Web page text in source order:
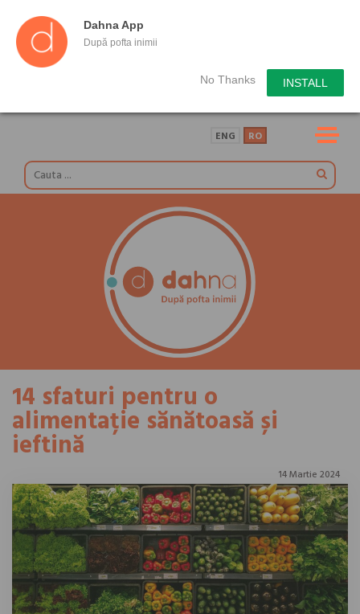
Dahna App
După pofta inimii
No Thanks INSTALL
ENG RO
14 sfaturi pentru o
alimentație sănătoasă și
ieftină
14 Martie 2024